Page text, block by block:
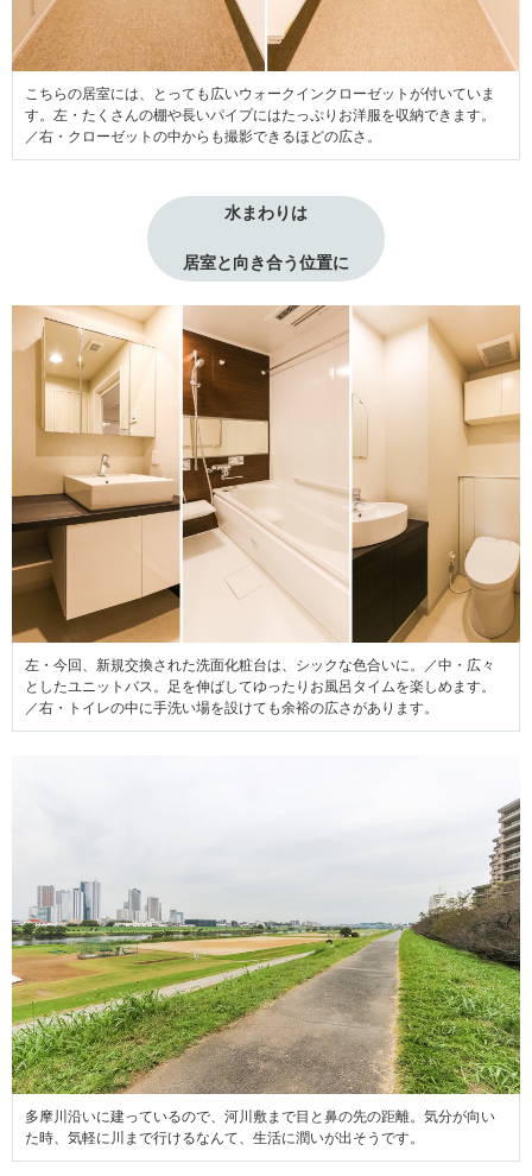
こちらの居室には、とっても広いウォークインクローゼットが付いていま
す。左・たくさんの棚や長いパイプにはたっぷりお洋服を収納できます。
／右・クローゼットの中からも撮影できるほどの広さ。
水まわりは
居室と向き合う位置に
左・今回、新規交換された洗面化粧台は、シックな色合いに。／中・広々
としたユニットバス。足を伸ばしてゆったりお風呂タイムを楽しめます。
／右・トイレの中に手洗い場を設けても余裕の広さがあります。
多摩川沿いに建っているので、河川敷まで目と鼻の先の距離。気分が向い
た時、気軽に川まで行けるなんて、生活に潤いが出そうです。